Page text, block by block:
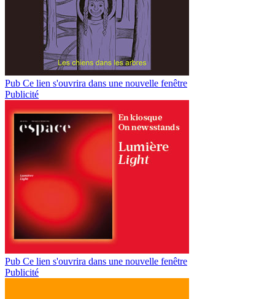
Pub Ce lien s'ouvrira dans une nouvelle fenêtre
Publicité
Pub Ce lien s'ouvrira dans une nouvelle fenêtre
Publicité